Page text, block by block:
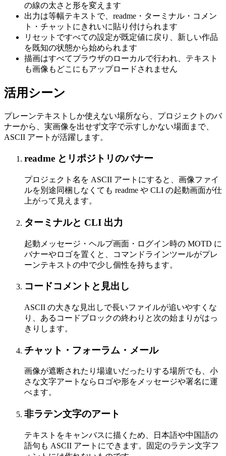
の線の太さと形を変えます
出力は等幅テキストで、readme・ターミナル・コメン
ト・チャットにきれいに貼り付けられます
リセットですべての設定が既定値に戻り、新しい作品
を既知の状態から始められます
描画はすべてブラウザのローカルで行われ、テキスト
も画像もどこにもアップロードされません
活用シーン
プレーンテキストしか使えない場所なら、プロジェクトのバ
ナーから、実画像を出せず文字で示すしかない場面まで、
ASCII アートが活躍します。
readme とリポジトリのバナー
プロジェクト名を ASCII アートにすると、画像ファイ
ルを別途同梱しなくても readme や CLI の起動画面が仕
上がって見えます。
ターミナルと CLI 出力
起動メッセージ・ヘルプ画面・ログイン時の MOTD に
バナーやロゴを置くと、コマンドラインツールがプレ
ーンテキストの中で少し個性を持ちます。
コードコメントと見出し
ASCII の大きな見出しで長いファイルが追いやすくな
り、あるコードブロックの終わりと次の始まりがはっ
きりします。
チャット・フォーラム・メール
画像が遮断されたり場違いだったりする場所でも、小
さな文字アートならロゴや形をメッセージや署名に運
べます。
非ラテン文字のアート
テキストをキャンバスに描くため、日本語や中国語の
語句も ASCII アートにできます。固定のラテン文字フ